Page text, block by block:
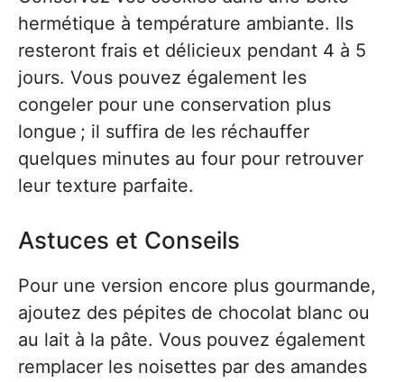
hermétique à température ambiante. Ils
resteront frais et délicieux pendant 4 à 5
jours. Vous pouvez également les
congeler pour une conservation plus
longue ; il suffira de les réchauffer
quelques minutes au four pour retrouver
leur texture parfaite.
Astuces et Conseils
Pour une version encore plus gourmande,
ajoutez des pépites de chocolat blanc ou
au lait à la pâte. Vous pouvez également
remplacer les noisettes par des amandes